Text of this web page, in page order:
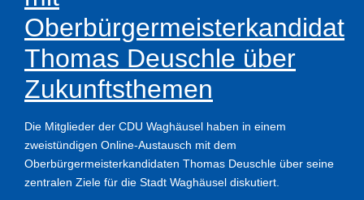
Oberbürgermeisterkandidat
Thomas Deuschle über
Zukunftsthemen
Die Mitglieder der CDU Waghäusel haben in einem
zweistündigen Online-Austausch mit dem
Oberbürgermeisterkandidaten Thomas Deuschle über seine
zentralen Ziele für die Stadt Waghäusel diskutiert.